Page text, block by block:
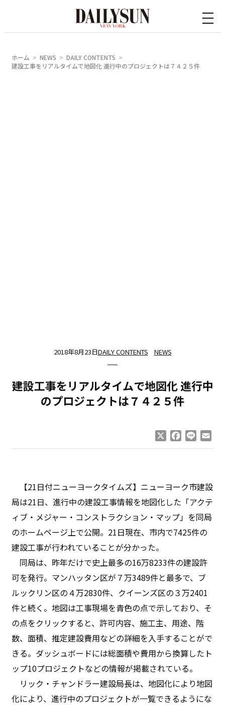
ホーム NEWS
DAILY CONTENTS
建設工事をリアルタイムで地図化 進行中のプロジェクトは７４２５件
2018年8月23日DAILY CONTENTS NEWS
建設工事をリアルタイムで地図化 進行中
のプロジェクトは７４２５件
Facebook
Line
【21日付ニューヨークタイムズ】ニューヨーク市建設
局は21日、進行中の建設工事情報を地図化した「アクテ
ィブ・メジャー・コンストラクション・マップ」を同局
のホームページ上で公開。21日現在、市内で7425件の
建設工事が行われていることが分かった。
同局は、昨年だけで史上最多の16万8233件の建設許
可を発行。マンハッタン区が７万3489件と最多で、ブ
ルックリン区の４万2830件、クイーンズ区の３万2401
件と続く。地図は工事現場を青色の点で示しており、そ
の点をクリックすると、許可内容、施工主、用途、階
数、面積、推定建設費用などの詳細を入手することがで
きる。ダッシュボードには総面積や費用から換算したト
ップ10プロジェクトなどの情報が掲載されている。
リック・チャンドラー建設局長は、地図化により地図
化により、進行中のプロジェクトが一覧できるようにな